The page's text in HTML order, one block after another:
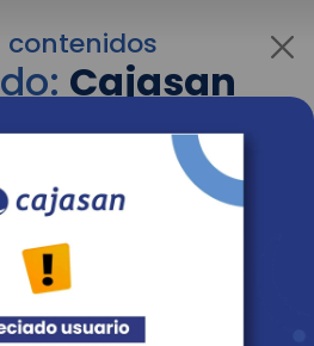
contenidos
Cajasan
de tu interés más
el menú